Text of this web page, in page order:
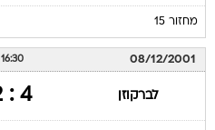
מחזור 15
08/12/2001
16:30
לברקוזן 4 : 2